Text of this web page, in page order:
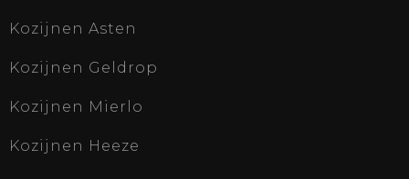
Kozijnen Asten
Kozijnen Geldrop
Kozijnen Mierlo
Kozijnen Heeze